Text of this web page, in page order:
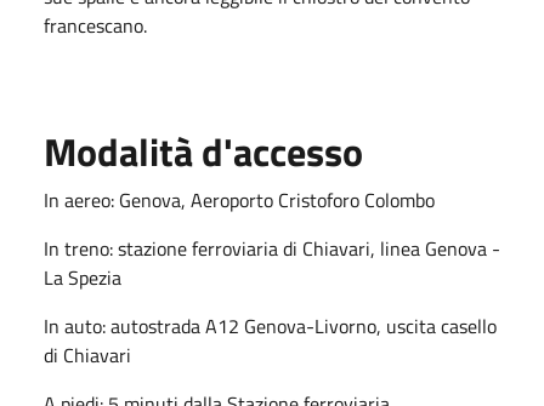
francescano.
Modalità d'accesso
In aereo: Genova, Aeroporto Cristoforo Colombo
In treno: stazione ferroviaria di Chiavari, linea Genova -
La Spezia
In auto: autostrada A12 Genova-Livorno, uscita casello
di Chiavari